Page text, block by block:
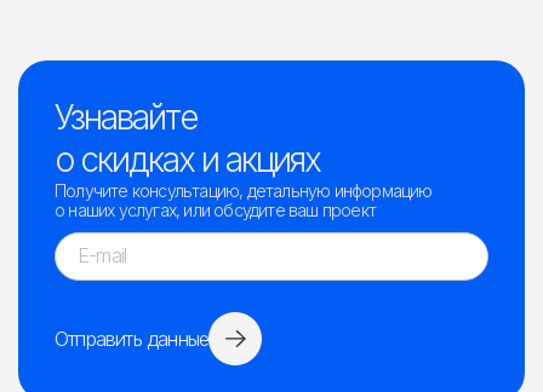
Узнавайте
о скидках и акциях
Получите консультацию, детальную информацию
о наших услугах, или обсудите ваш проект
Отправить данные